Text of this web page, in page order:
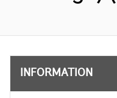
INFORMATION